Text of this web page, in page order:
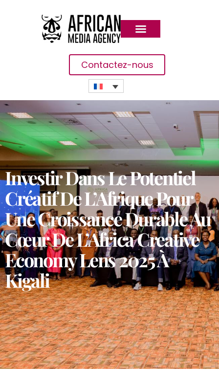
Contactez-nous
Investir Dans Le Potentiel
Créatif De L’Afrique Pour
Une Croissance Durable Au
Cœur De L’Africa Creative
Economy Lens 2025 À
Kigali